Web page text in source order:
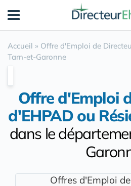
Accueil » Offre d'Emploi de
Tarn-et-Garonne
Offre d'Emploi
d'EHPAD ou
dans le
Offres d'Emploi de
Panneau de gestion des cookies